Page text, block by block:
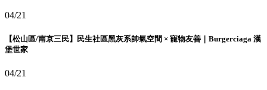
04/21
【松山區/南京三民】民生社區黑灰系帥氣空間 × 寵物友善｜Burgerciaga 漢
堡世家
04/21